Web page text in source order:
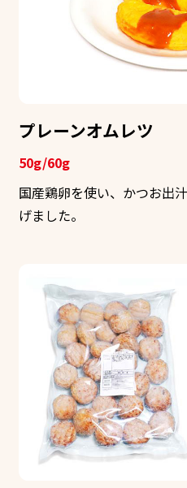
プレーンオムレツ
50g/60g
国産鶏卵を使い、かつお出
げました。